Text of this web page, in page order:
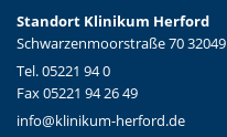
Standort Klinikum Herford
Schwarzenmoorstraße 70
Tel. 05221 94 0
Fax 05221 94 26 49
info@klinikum-herford.de